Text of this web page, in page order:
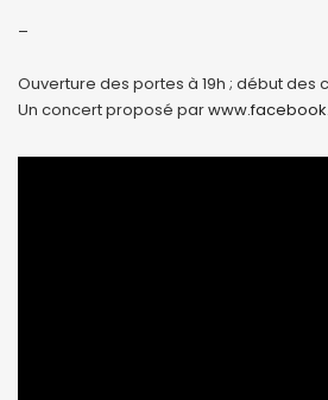
Ouverture des portes à 19h ; début des
Un concert proposé par